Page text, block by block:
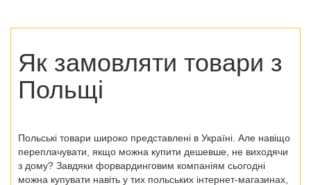
Як замовляти товари з
Польщі
Польські товари широко представлені в Україні. Але навіщо
переплачувати, якщо можна купити дешевше, не виходячи
з дому? Завдяки форвардинговим компаніям сьогодні
можна купувати навіть у тих польських інтернет-магазинах